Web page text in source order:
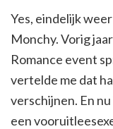
Yes, eindelijk
Monchy. Vorig
Romance event
vertelde me dat
verschijnen. En
een